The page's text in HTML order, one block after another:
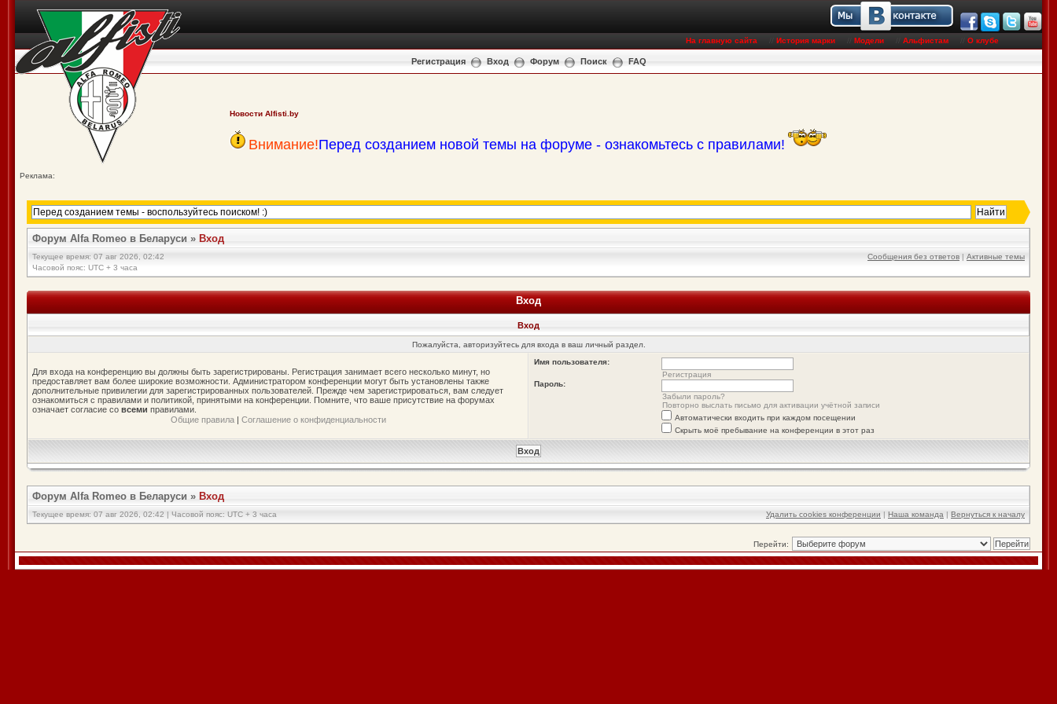
На главную сайта История марки Модели Альфистам О клубе
Регистрация Вход Форум Поиск FAQ
Новости Alfisti.by
Внимание!Перед созданием новой темы на форуме - ознакомьтесь с правилами!
Реклама:
Форум Alfa Romeo в Беларуси » Вход
Текущее время: 07 авг 2026, 02:42
Часовой пояс: UTC + 3 часа
Сообщения без ответов | Активные темы
Вход
Вход
Пожалуйста, авторизуйтесь для входа в ваш личный раздел.
Для входа на конференцию вы должны быть зарегистрированы. Регистрация занимает всего несколько минут, но
предоставляет вам более широкие возможности. Администратором конференции могут быть установлены также
дополнительные привилегии для зарегистрированных пользователей. Прежде чем зарегистрироваться, вам следует
ознакомиться с правилами и политикой, принятыми на конференции. Помните, что ваше присутствие на форумах
означает согласие со всеми правилами.
Общие правила| Соглашение о конфиденциальности
Имя пользователя:
Регистрация
Пароль:
Забыли пароль?
Повторно выслать письмо для активации учётной записи
Автоматически входить при каждом посещении
Скрыть моё пребывание на конференции в этот раз
Форум Alfa Romeo в Беларуси » Вход
Текущее время: 07 авг 2026, 02:42 | Часовой пояс: UTC + 3 часа Удалить cookies конференции | Наша команда | Вернуться к началу
Перейти: